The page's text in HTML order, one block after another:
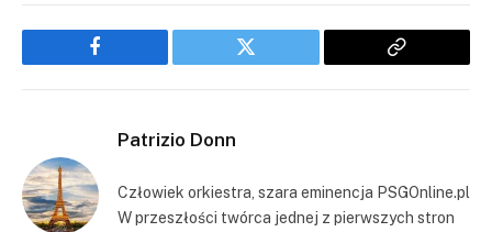
Facebook Twitter
Copy
Patrizio Donn
Człowiek orkiestra, szara eminencja PSGOnline.pl
W przeszłości twórca jednej z pierwszych stron